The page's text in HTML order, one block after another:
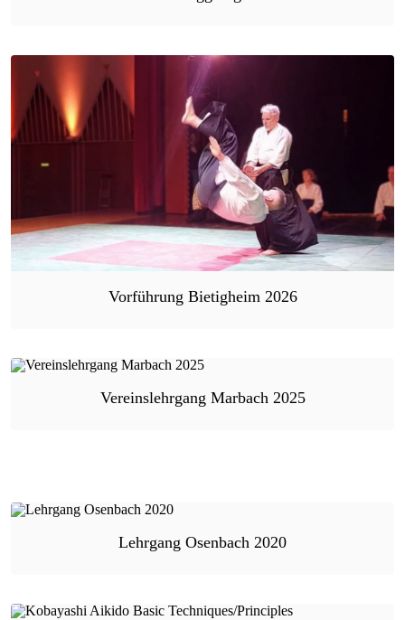
Vorführung Bietigheim 2026
Vereinslehrgang Marbach 2025
Lehrgang Osenbach 2020